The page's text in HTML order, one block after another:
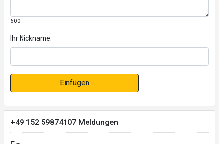
600
Ihr Nickname:
Einfügen
+49 152 59874107 Meldungen